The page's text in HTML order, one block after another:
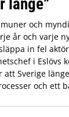
länge”
och
år och varje
in fel
i Eslövs
att Sverige
och ett